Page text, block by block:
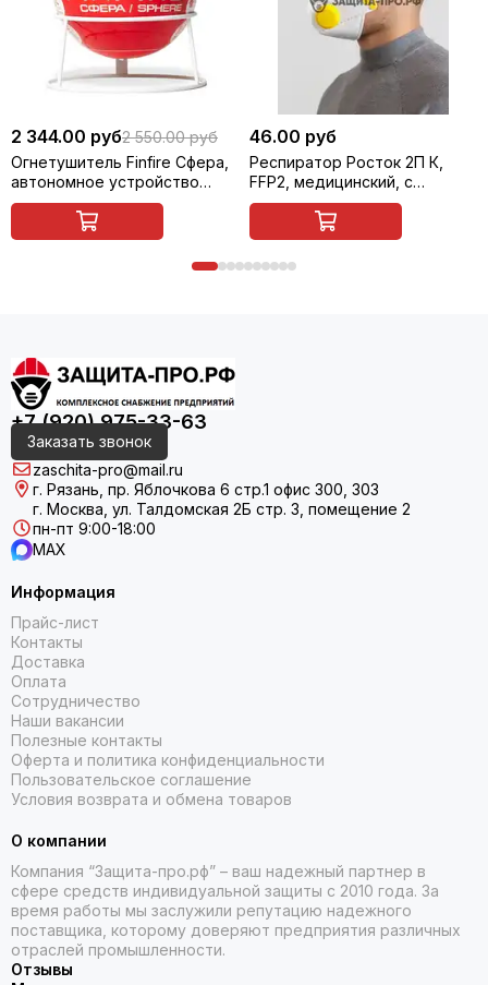
2 344.00 руб2 550.00 руб
Огнетушитель Finfire Сфера,
автономное устройство
порошкового
пожаротушения (АУПП)
46.00 руб
Респиратор Росток 2П К,
FFP2, медицинский, с
клапаном
+7 (920) 975-33-63
Заказать звонок
zaschita-pro@mail.ru
г. Рязань, пр. Яблочкова 6 стр.1 офис 300, 303
г. Москва, ул. Талдомская 2Б стр. 3, помещение 2
пн-пт 9:00-18:00
MAX
Информация
Прайс-лист
Контакты
Доставка
Оплата
Сотрудничество
Наши вакансии
Полезные контакты
Оферта и политика конфиденциальности
Пользовательское соглашение
Условия возврата и обмена товаров
О компании
Компания “Защита-про.рф” – ваш надежный партнер в
сфере средств индивидуальной защиты с 2010 года. За
время работы мы заслужили репутацию надежного
поставщика, которому доверяют предприятия различных
отраслей промышленности.
Отзывы